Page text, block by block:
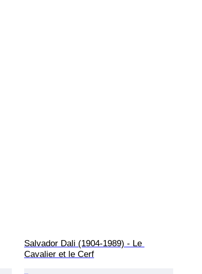
Salvador Dali (1904-1989) - Le
Cavalier et le Cerf